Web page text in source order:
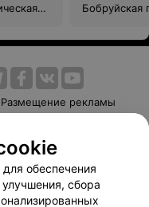
Бобруйская
Размещение рекламы
Способы оплаты
103.by
обеспечения
улучшения, сбора